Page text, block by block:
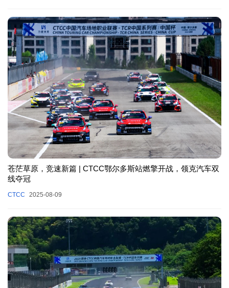
苍茫草原，竞速新篇 | CTCC鄂尔多斯站燃擎开战，领克汽车双
线夺冠
CTCC 2025-08-09